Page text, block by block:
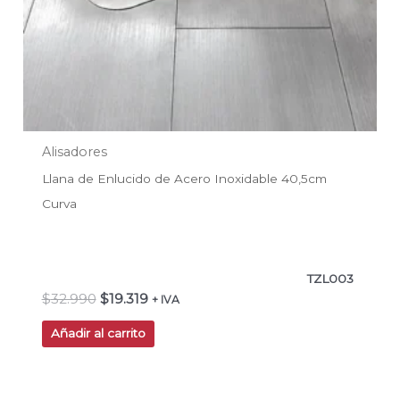
Alisadores
Llana de Enlucido de Acero Inoxidable 40,5cm
Curva
TZL003
$32.990 $19.319 + IVA
Añadir al carrito